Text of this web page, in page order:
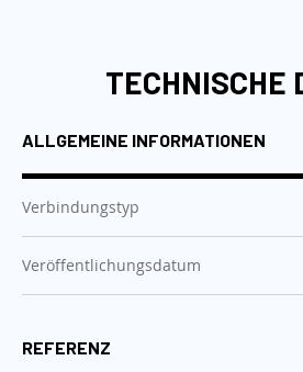
TECHNISCHE
ALLGEMEINE INFORMATIONEN
Verbindungstyp
Veröffentlichungsdatum
REFERENZ